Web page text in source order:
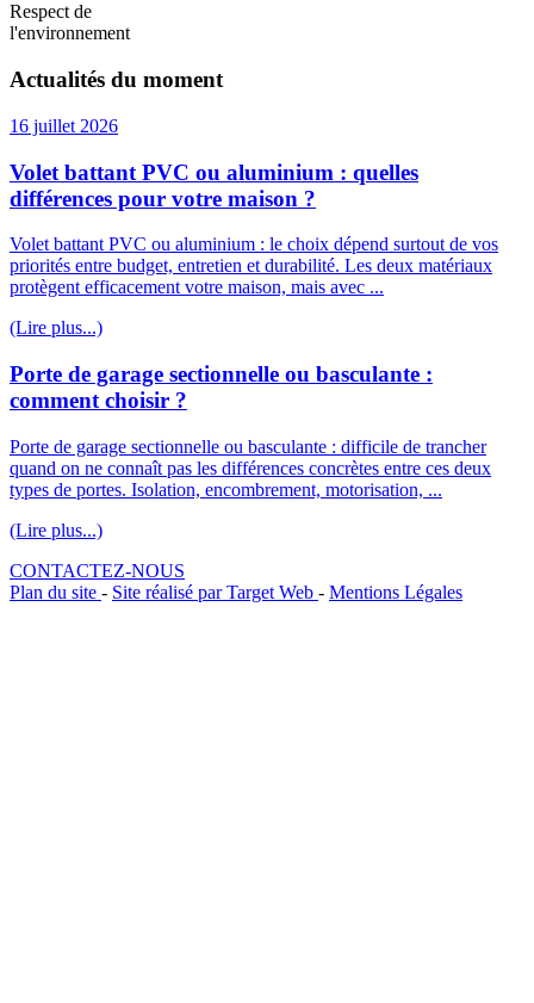
Respect de
l'environnement
Actualités du moment
16 juillet 2026
Volet battant PVC ou aluminium : quelles
différences pour votre maison ?
Volet battant PVC ou aluminium : le choix dépend surtout de vos
priorités entre budget, entretien et durabilité. Les deux matériaux
protègent efficacement votre maison, mais avec ...
(Lire plus...)
Porte de garage sectionnelle ou basculante :
comment choisir ?
Porte de garage sectionnelle ou basculante : difficile de trancher
quand on ne connaît pas les différences concrètes entre ces deux
types de portes. Isolation, encombrement, motorisation, ...
(Lire plus...)
CONTACTEZ-NOUS
Plan du site - Site réalisé par Target Web - Mentions Légales